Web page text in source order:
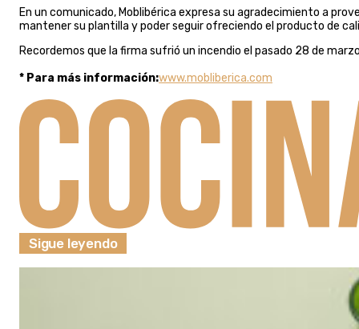
En un comunicado, Moblibérica expresa su agradecimiento a
mantener su plantilla y poder seguir ofreciendo el producto de
Recordemos que la firma sufrió un incendio el pasado 28 de
* Para más información:www.mobliberica.com
Sigue leyendo